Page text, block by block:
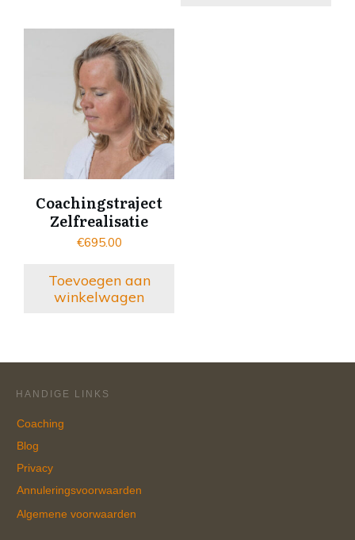
Coachingstraject
Zelfrealisatie
€695.00
Toevoegen aan
winkelwagen
HANDIGE LINKS
Coaching
Blog
Privacy
Annuleringsvoorwaarden
Algemene voorwaarden